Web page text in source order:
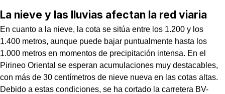
La nieve y las lluvias afectan la red viaria
En cuanto a la nieve, la cota se sitúa entre los 1.200 y los
1.400 metros, aunque puede bajar puntualmente hasta los
1.000 metros en momentos de precipitación intensa. En el
Pirineo Oriental se esperan acumulaciones muy destacables,
con más de 30 centímetros de nieve nueva en las cotas altas.
Debido a estas condiciones, se ha cortado la carretera BV-